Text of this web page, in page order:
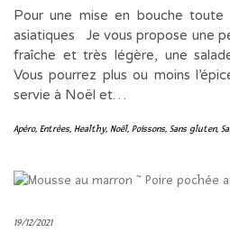
Pour une mise en bouche toute
asiatiques Je vous propose une
fraîche et très légère, une
Vous pourrez plus ou moins
servie à Noël et…
Apéro, Entrées, Healthy, Noël, Poissons, Sans gluten,
19/12/2021